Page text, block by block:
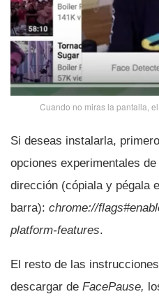
Cuando no miras la pantalla,
Si deseas instalarla,
opciones experimentales
dirección (cópiala y pégala
barra): chrome://
platform-features.
El resto de las
descargar de FacePause,